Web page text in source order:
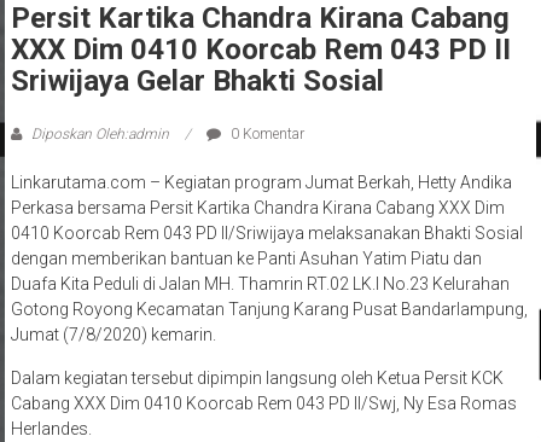
Persit Kartika Chandra Kirana Cabang
XXX Dim 0410 Koorcab Rem 043 PD II
Sriwijaya Gelar Bhakti Sosial
Diposkan Oleh:admin 0 Komentar
Linkarutama.com – Kegiatan program Jumat Berkah, Hetty Andika
Perkasa bersama Persit Kartika Chandra Kirana Cabang XXX Dim
0410 Koorcab Rem 043 PD II/Sriwijaya melaksanakan Bhakti Sosial
dengan memberikan bantuan ke Panti Asuhan Yatim Piatu dan
Duafa Kita Peduli di Jalan MH. Thamrin RT.02 LK.I No.23 Kelurahan
Gotong Royong Kecamatan Tanjung Karang Pusat Bandarlampung,
Jumat (7/8/2020) kemarin.
Dalam kegiatan tersebut dipimpin langsung oleh Ketua Persit KCK
Cabang XXX Dim 0410 Koorcab Rem 043 PD II/Swj, Ny Esa Romas
Herlandes.